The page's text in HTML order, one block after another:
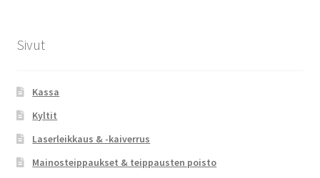
Sivut
Kassa
Kyltit
Laserleikkaus & -kaiverrus
Mainosteippaukset & teippausten poisto